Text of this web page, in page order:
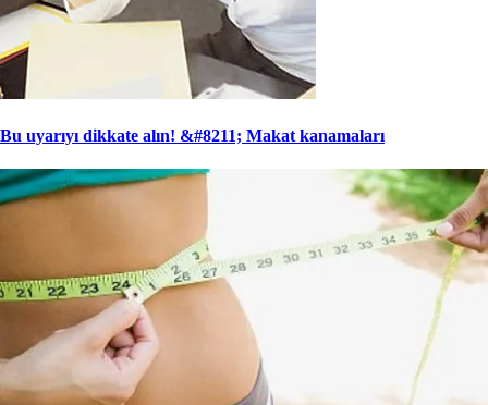
Bu uyarıyı dikkate alın! &#8211; Makat kanamaları